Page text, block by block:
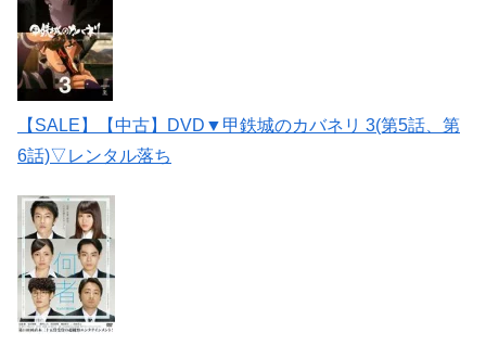
【SALE】【中古】DVD▼甲鉄城のカバネリ 3(第5話、第
6話)▽レンタル落ち